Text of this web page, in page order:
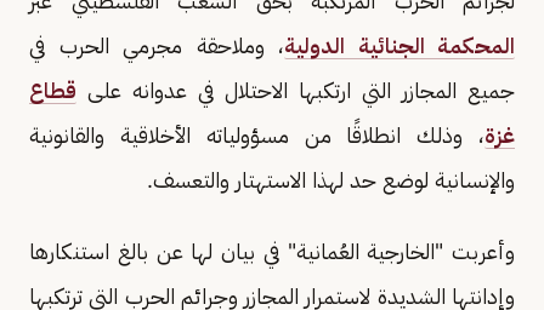
المحكمة الجنائية الدولية، وملاحقة مجرمي الحرب في
جميع المجازر التي ارتكبها الاحتلال في عدوانه على قطاع
غزة، وذلك انطلاقًا من مسؤولياته الأخلاقية والقانونية
والإنسانية لوضع حد لهذا الاستهتار والتعسف.
وأعربت "الخارجية العُمانية" في بيان لها عن بالغ استنكارها
وإدانتها الشديدة لاستمرار المجازر وجرائم الحرب التي ترتكبها